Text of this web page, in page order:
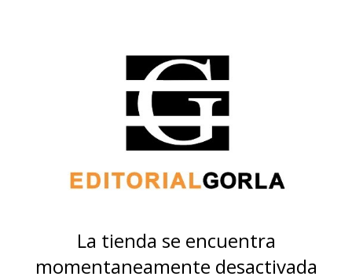
La tienda se encuentra
momentaneamente desactivada